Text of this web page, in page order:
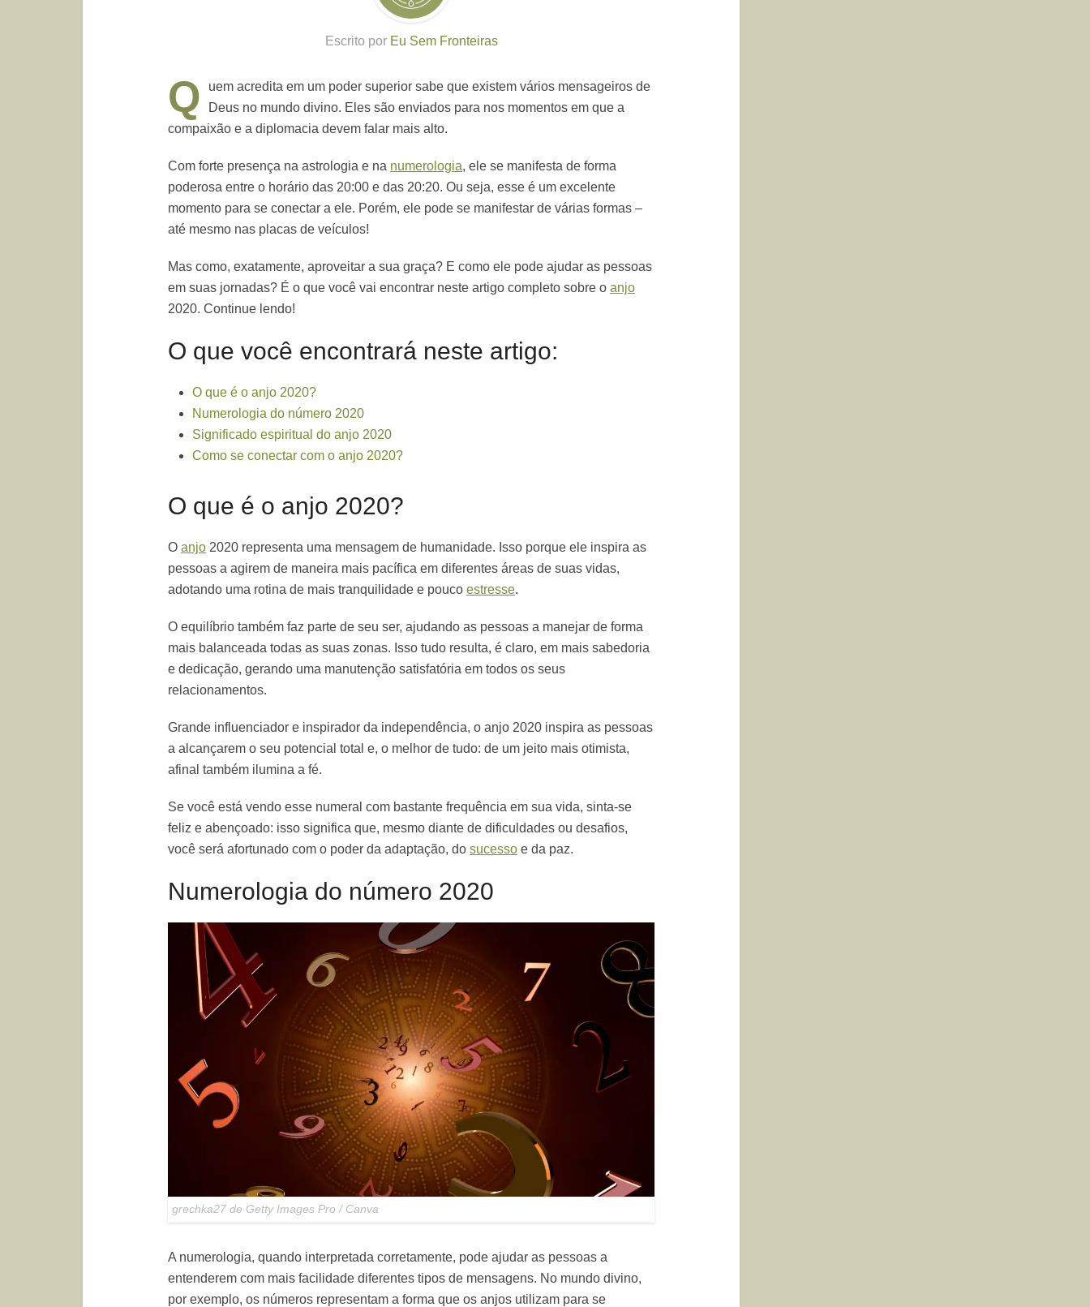
Escrito por Eu Sem Fronteiras
Q
uem acredita em um poder superior sabe que existem vários mensageiros de
Deus no mundo divino. Eles são enviados para nos momentos em que a
compaixão e a diplomacia devem falar mais alto.
Com forte presença na astrologia e na numerologia, ele se manifesta de forma
poderosa entre o horário das 20:00 e das 20:20. Ou seja, esse é um excelente
momento para se conectar a ele. Porém, ele pode se manifestar de várias formas –
até mesmo nas placas de veículos!
Mas como, exatamente, aproveitar a sua graça? E como ele pode ajudar as pessoas
em suas jornadas? É o que você vai encontrar neste artigo completo sobre o anjo
2020. Continue lendo!
O que você encontrará neste artigo:
O que é o anjo 2020?
Numerologia do número 2020
Significado espiritual do anjo 2020
Como se conectar com o anjo 2020?
O que é o anjo 2020?
O anjo 2020 representa uma mensagem de humanidade. Isso porque ele inspira as
pessoas a agirem de maneira mais pacífica em diferentes áreas de suas vidas,
adotando uma rotina de mais tranquilidade e pouco estresse.
O equilíbrio também faz parte de seu ser, ajudando as pessoas a manejar de forma
mais balanceada todas as suas zonas. Isso tudo resulta, é claro, em mais sabedoria
e dedicação, gerando uma manutenção satisfatória em todos os seus
relacionamentos.
Grande influenciador e inspirador da independência, o anjo 2020 inspira as pessoas
a alcançarem o seu potencial total e, o melhor de tudo: de um jeito mais otimista,
afinal também ilumina a fé.
Se você está vendo esse numeral com bastante frequência em sua vida, sinta-se
feliz e abençoado: isso significa que, mesmo diante de dificuldades ou desafios,
você será afortunado com o poder da adaptação, do sucesso e da paz.
Numerologia do número 2020
grechka27 de Getty Images Pro / Canva
A numerologia, quando interpretada corretamente, pode ajudar as pessoas a
entenderem com mais facilidade diferentes tipos de mensagens. No mundo divino,
por exemplo, os números representam a forma que os anjos utilizam para se